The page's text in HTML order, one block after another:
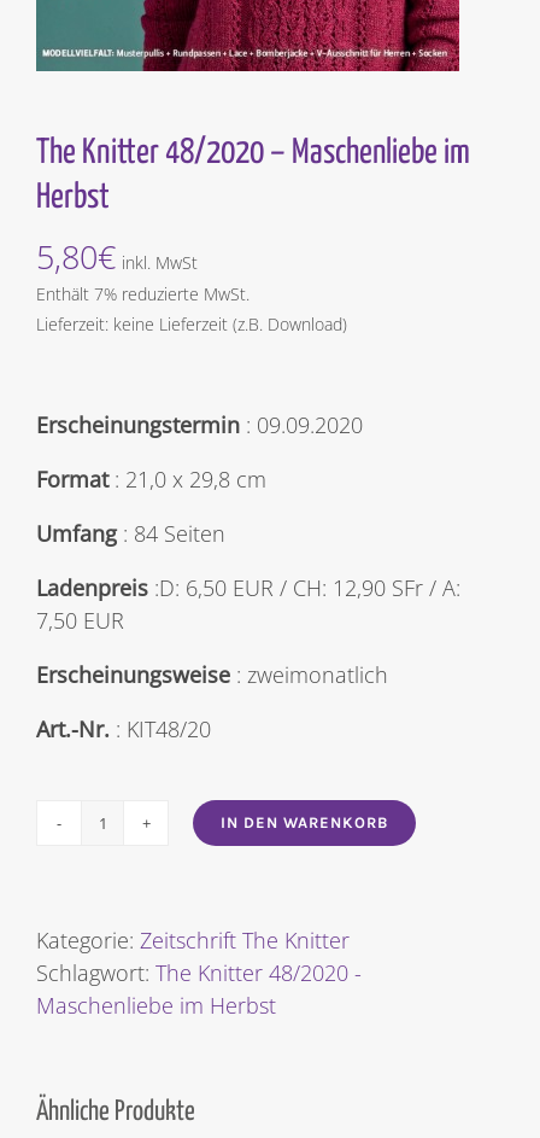
The Knitter 48/2020 – Maschenliebe im
Herbst
5,80€ inkl. MwSt
Enthält 7% reduzierte MwSt.
Lieferzeit: keine Lieferzeit (z.B. Download)
Erscheinungstermin : 09.09.2020
Format: 21,0 x 29,8 cm
Umfang: 84 Seiten
Ladenpreis :D: 6,50 EUR / CH: 12,90 SFr / A:
7,50 EUR
Erscheinungsweise : zweimonatlich
Art.-Nr. : KIT48/20
The
-
Maschenliebe
im
Menge
IN DEN WARENKORB
Kategorie: Zeitschrift The Knitter
Schlagwort: The Knitter 48/2020 -
Maschenliebe im Herbst
Ähnliche Produkte